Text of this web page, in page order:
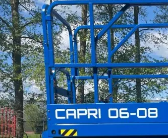
CAPRI 06-08 aan vaste